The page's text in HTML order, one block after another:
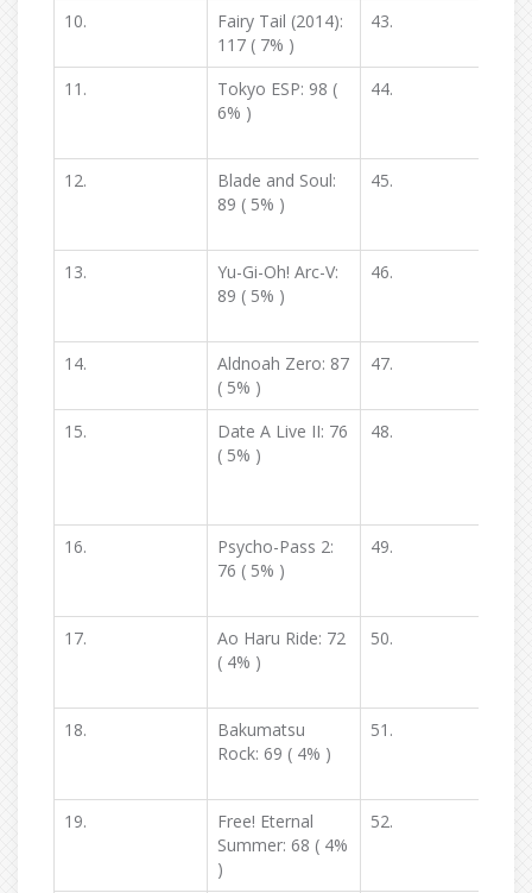
10.
Fairy Tail (2014):
117 ( 7% )
43.
11.
Tokyo ESP: 98 (
6% )
44.
12.
Blade and Soul:
89 ( 5% )
45.
13.
Yu-Gi-Oh! Arc-V:
89 ( 5% )
46.
14.
Aldnoah Zero: 87
( 5% )
47.
15.
Date A Live II: 76
( 5% )
48.
16.
Psycho-Pass 2:
76 ( 5% )
49.
17.
Ao Haru Ride: 72
( 4% )
50.
18.
Bakumatsu
Rock: 69 ( 4% )
51.
19.
Free! Eternal
Summer: 68 ( 4%
)
52.